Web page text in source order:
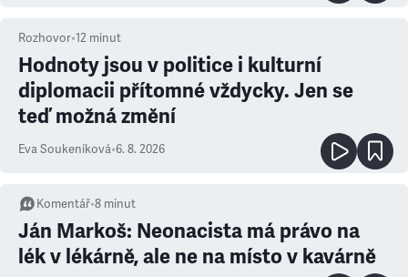
Rozhovor•12 minut
Hodnoty jsou v politice i kulturní
diplomacii přítomné vždycky. Jen se
teď možná změní
Eva Soukeníková•6. 8. 2026
Komentář•8 minut
Ján Markoš: Neonacista má právo na
lék v lékárně, ale ne na místo v kavárně